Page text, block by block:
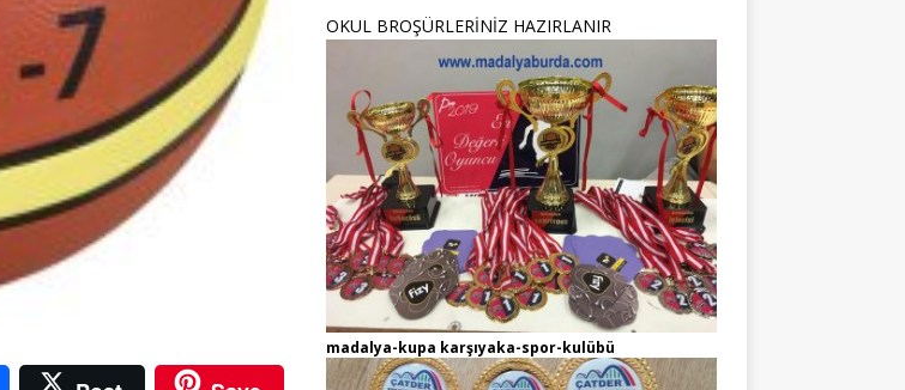
OKUL BROŞÜRLERİNİZ HAZIRLANIR
madalya-kupa karşıyaka-spor-kulübü